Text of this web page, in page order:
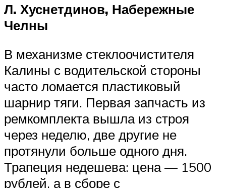
Л. Хуснетдинов, Набережные
Челны
В механизме стеклоочистителя
Калины с водительской стороны
часто ломается пластиковый
шарнир тяги. Первая запчасть из
ремкомплекта вышла из строя
через неделю, две другие не
протянули больше одного дня.
Трапеция недешева: цена — 1500
рублей, а в сборе с